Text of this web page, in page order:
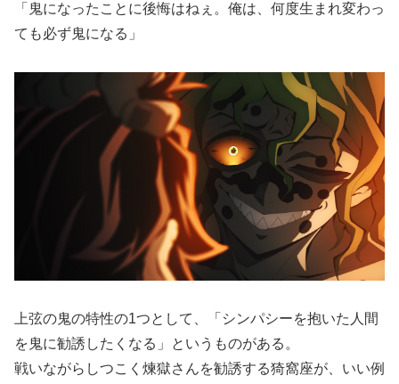
「鬼になったことに後悔はねぇ。俺は、何度生まれ変わっ
ても必ず鬼になる」
上弦の鬼の特性の1つとして、「シンパシーを抱いた人間
を鬼に勧誘したくなる」というものがある。
戦いながらしつこく煉獄さんを勧誘する猗窩座が、いい例